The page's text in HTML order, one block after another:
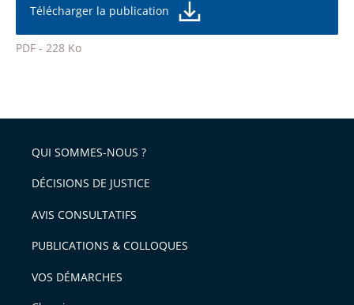
de
l'article
pour
de
police
Télécharger la publication
PDF - 228 Ko
l'article
pour
avant
QUI SOMMES-NOUS ?
DÉCISIONS DE JUSTICE
AVIS CONSULTATIFS
PUBLICATIONS & COLLOQUES
VOS DÉMARCHES